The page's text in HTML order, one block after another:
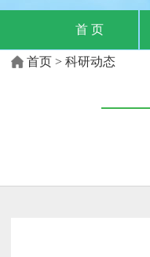
首 页
首页 > 科研动态